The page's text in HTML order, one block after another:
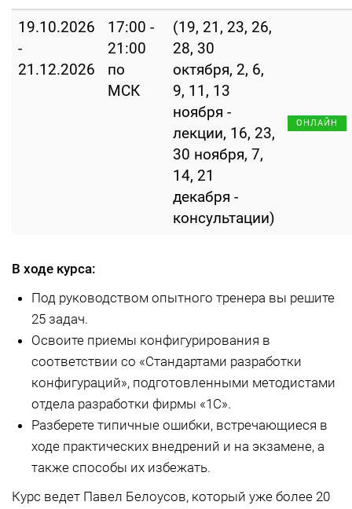
19.10.2026
-
21.12.2026
17:00 -
21:00
по
МСК
(19, 21, 23, 26,
28, 30
октября, 2, 6,
9, 11, 13
ноября -
лекции, 16, 23,
30 ноября, 7,
14, 21
декабря -
консультации)
ОНЛАЙН
В ходе курса:
Под руководством опытного тренера вы решите
25 задач.
Освоите приемы конфигурирования в
соответствии со «Стандартами разработки
конфигураций», подготовленными методистами
отдела разработки фирмы «1С».
Разберете типичные ошибки, встречающиеся в
ходе практических внедрений и на экзамене, а
также способы их избежать.
Курс ведет Павел Белоусов, который уже более 20